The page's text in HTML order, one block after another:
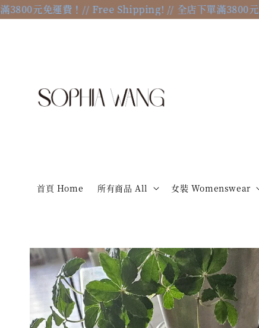
運費！// Free Shipping! // 全店下單滿3800元免運費！
首頁 Home 所有商品 All 女裝 Womenswear